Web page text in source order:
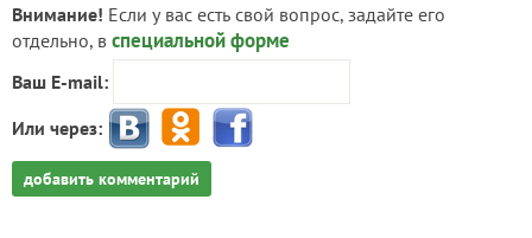
Внимание! Если у вас есть свой вопрос, задайте его
отдельно, в специальной форме
Ваш E-mail:
Или через:
добавить комментарий